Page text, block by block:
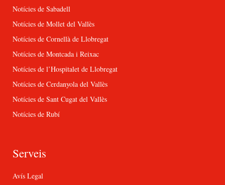
Notícies de Sabadell
Notícies de Mollet del Vallès
Notícies de Cornellà de Llobregat
Notícies de Montcada i Reixac
Notícies de l’Hospitalet de Llobregat
Notícies de Cerdanyola del Vallès
Notícies de Sant Cugat del Vallès
Notícies de Rubí
Serveis
Avís Legal